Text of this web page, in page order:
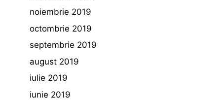
noiembrie 2019
octombrie 2019
septembrie 2019
august 2019
iulie 2019
iunie 2019